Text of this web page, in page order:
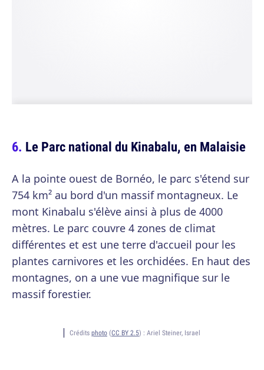
Le Parc national du Kinabalu, en Malaisie
A la pointe ouest de Bornéo, le parc s'étend sur
754 km² au bord d'un massif montagneux. Le
mont Kinabalu s'élève ainsi à plus de 4000
mètres. Le parc couvre 4 zones de climat
différentes et est une terre d'accueil pour les
plantes carnivores et les orchidées. En haut des
montagnes, on a une vue magnifique sur le
massif forestier.
Crédits photo (CC BY 2.5) : Ariel Steiner, Israel